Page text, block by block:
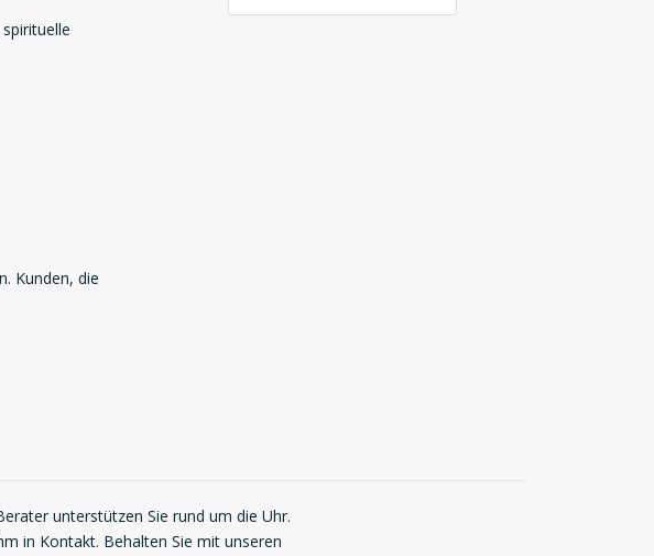
Kunden, die
unterstützen Sie rund um die Uhr.
in Kontakt. Behalten Sie mit unseren